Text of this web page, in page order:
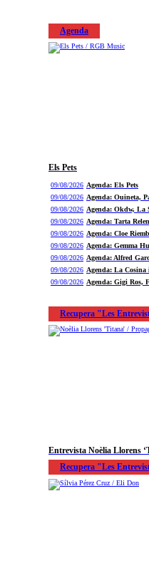
Agenda
Els Pets
09/08/2026 Agenda: Els Pets
09/08/2026 Agenda: Ouineta,
09/08/2026 Agenda: Okdw, La
09/08/2026 Agenda: Tarta
09/08/2026 Agenda: Cloe
09/08/2026 Agenda: Gemma
09/08/2026 Agenda: Alfred
09/08/2026 Agenda: La Cosina
09/08/2026 Agenda: Gigi Ros,
Recupera "Les
Entrevista Noèlia Llorens
Recupera "Les